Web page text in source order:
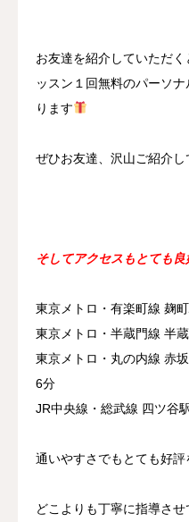
お友達を紹介していただ
ッスン１回無料のパーソ
ります
ぜひお友達、沢山ご紹介し
そしてアクセスもとても良
東京メトロ・有楽町線 麹
東京メトロ・半蔵門線 半
東京メトロ・丸の内線 赤
6分
JR中央線・総武線 四ツ谷
通いやすさでもとても好
どこよりも丁寧に指導さ